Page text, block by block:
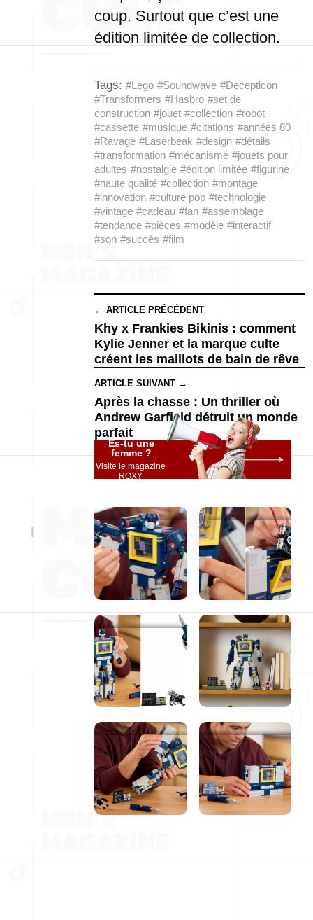
coup. Surtout que c’est une
édition limitée de collection.
Tags: #Lego #Soundwave #Decepticon
#Transformers #Hasbro #set de
construction #jouet #collection #robot
#cassette #musique #citations #années 80
#Ravage #Laserbeak #design #détails
#transformation #mécanisme #jouets pour
adultes #nostalgie #édition limitée #figurine
#haute qualité #collection #montage
#innovation #culture pop #technologie
#vintage #cadeau #fan #assemblage
#tendance #pièces #modèle #interactif
#son #succès #film
← ARTICLE PRÉCÉDENT
Khy x Frankies Bikinis : comment
Kylie Jenner et la marque culte
créent les maillots de bain de rêve
ARTICLE SUIVANT →
Après la chasse : Un thriller où
Andrew Garfield détruit un monde
parfait
Es-tu une
femme ?
Visite le magazine
ROXY